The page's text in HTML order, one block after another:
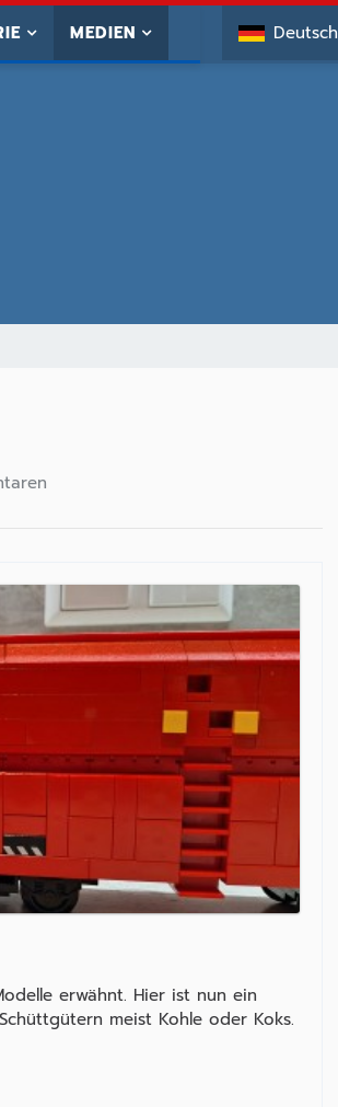
MEDIEN Deutsch
erwähnt. Hier ist nun ein
meist Kohle oder Koks.